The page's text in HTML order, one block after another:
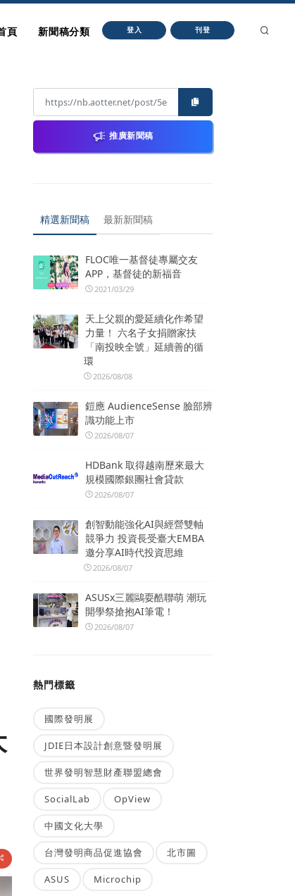
頁 新聞稿分類 登入 刊登
推廣新聞稿
精選新聞稿 最新新聞稿
FLOC唯一基督徒專屬交友
APP，基督徒的新福音
2021/03/29
天上父親的愛延續化作希望
力量！ 六名子女捐贈家扶
「南投映全號」延續善的循
環
2026/08/08
鎧應 AudienceSense 臉部辨
識功能上市
2026/08/07
HDBank 取得越南歷來最大
規模國際銀團社會貸款
2026/08/07
創智動能強化AI與經營雙軸
競爭力 投資長受臺大EMBA
邀分享AI時代投資思維
2026/08/07
ASUSx三麗鷗耍酷聯萌 潮玩
開學祭搶抱AI筆電！
2026/08/07
熱門標籤
國際發明展
JDIE日本設計創意暨發明展
世界發明智慧財產聯盟總會
SocialLab OpView
中國文化大學
台灣發明商品促進協會 北市圖
ASUS Microchip